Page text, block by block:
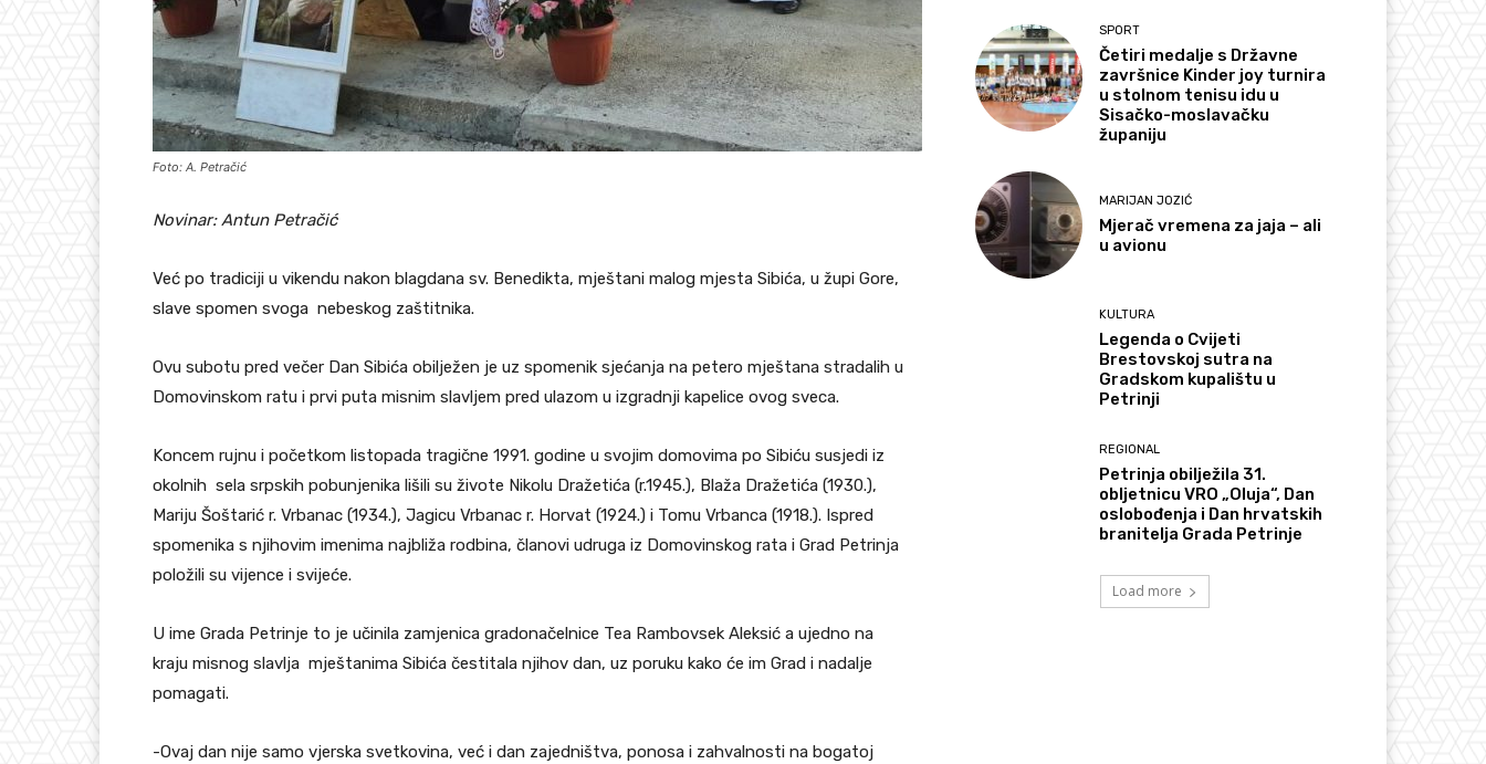
Foto: A. Petračić
Novinar: Antun Petračić
Već po tradiciji u vikendu nakon blagdana sv. Benedikta, mještani malog mjesta Sibića, u župi Gore,
slave spomen svoga nebeskog zaštitnika.
Ovu subotu pred večer Dan Sibića obilježen je uz spomenik sjećanja na petero mještana stradalih u
Domovinskom ratu i prvi puta misnim slavljem pred ulazom u izgradnji kapelice ovog sveca.
Koncem rujnu i početkom listopada tragične 1991. godine u svojim domovima po Sibiću susjedi iz
okolnih sela srpskih pobunjenika lišili su živote Nikolu Dražetića (r.1945.), Blaža Dražetića (1930.),
Mariju Šoštarić r. Vrbanac (1934.), Jagicu Vrbanac r. Horvat (1924.) i Tomu Vrbanca (1918.). Ispred
spomenika s njihovim imenima najbliža rodbina, članovi udruga iz Domovinskog rata i Grad Petrinja
položili su vijence i svijeće.
U ime Grada Petrinje to je učinila zamjenica gradonačelnice Tea Rambovsek Aleksić a ujedno na
kraju misnog slavlja mještanima Sibića čestitala njihov dan, uz poruku kako će im Grad i nadalje
pomagati.
-Ovaj dan nije samo vjerska svetkovina, već i dan zajedništva, ponosa i zahvalnosti na bogatoj
SPORT
Četiri medalje s Državne
završnice Kinder joy turnira
u stolnom tenisu idu u
Sisačko-moslavačku
županiju
MARIJAN JOZIĆ
Mjerač vremena za jaja – ali
u avionu
KULTURA
Legenda o Cvijeti
Brestovskoj sutra na
Gradskom kupalištu u
Petrinji
REGIONAL
Petrinja obilježila 31.
obljetnicu VRO „Oluja“, Dan
oslobođenja i Dan hrvatskih
branitelja Grada Petrinje
Load more